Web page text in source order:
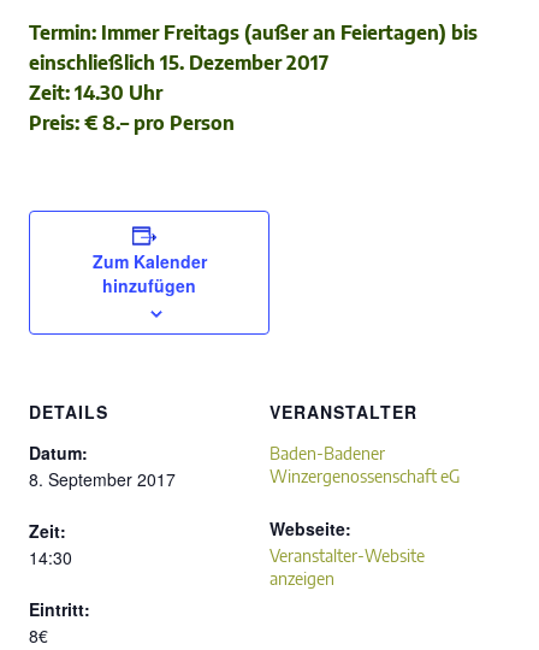
Termin: Immer Freitags (außer an Feiertagen) bis
einschließlich 15. Dezember 2017
Zeit: 14.30 Uhr
Preis: € 8.– pro Person
Zum Kalender
hinzufügen
DETAILS
Datum:
8. September 2017
Zeit:
14:30
Eintritt:
8€
VERANSTALTER
Baden-Badener
Winzergenossenschaft eG
Webseite:
Veranstalter-Website
anzeigen